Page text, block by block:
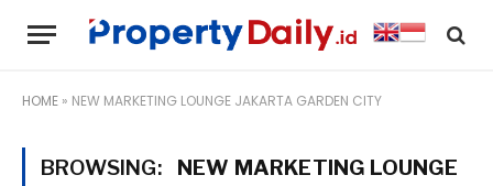
HOME » NEW MARKETING LOUNGE JAKARTA GARDEN CITY
BROWSING:
NEW MARKETING LOUNGE